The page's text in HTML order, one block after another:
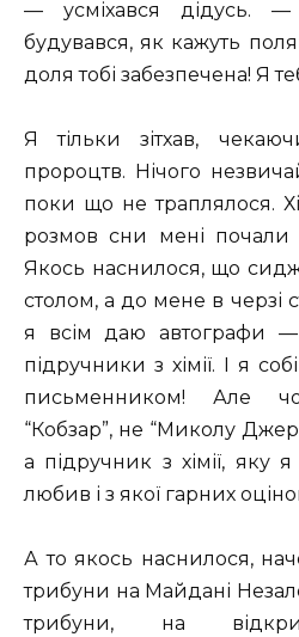
— усміхався дідусь.
будувався, як кажуть
доля тобі забезпечена! Я
Я тільки зітхав,
пророцтв. Нічого
поки що не траплялося.
розмов сни мені почали
Якось наснилося, що
столом, а до мене в черзі
я всім даю автографи —
підручники з хімії. І я
письменником! Але
“Кобзар”, не “Миколу
а підручник з хімії, яку
любив і з якої гарних
А то якось наснилося,
трибуни на Майдані
трибуни, на